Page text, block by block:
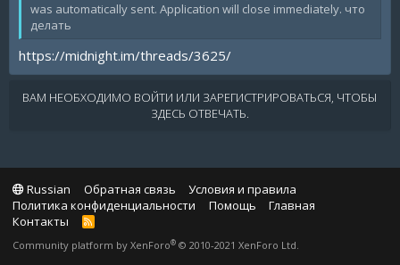
was automatically sent. Application will close immediately. что
делать
https://midnight.im/threads/3625/
ВАМ НЕОБХОДИМО ВОЙТИ ИЛИ ЗАРЕГИСТРИРОВАТЬСЯ, ЧТОБЫ
ЗДЕСЬ ОТВЕЧАТЬ.
Russian Обратная связь
Условия и правила
Политика конфиденциальности
Помощь
Главная
Контакты
R
S
Community platform by XenForo® © 2010-2021 XenForo Ltd.